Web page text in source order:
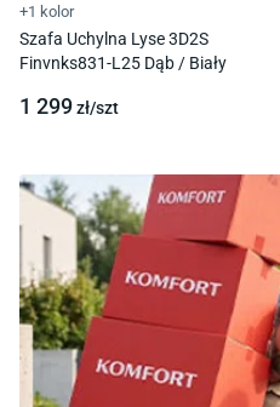
+1 kolor
Szafa Uchylna Lyse 3D2S
Finvnks831-L25 Dąb / Biały
1 299zł/szt